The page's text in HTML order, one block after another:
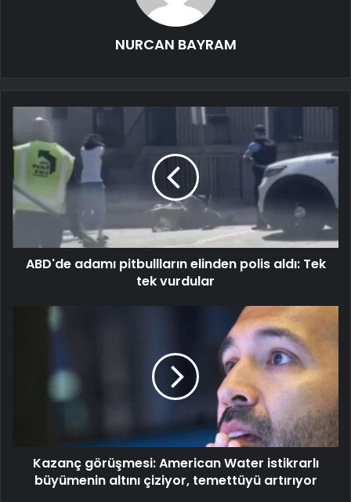
NURCAN BAYRAM
ABD'de adamı pitbullların elinden polis aldı: Tek
tek vurdular
Kazanç görüşmesi: American Water istikrarlı
büyümenin altını çiziyor, temettüyü artırıyor